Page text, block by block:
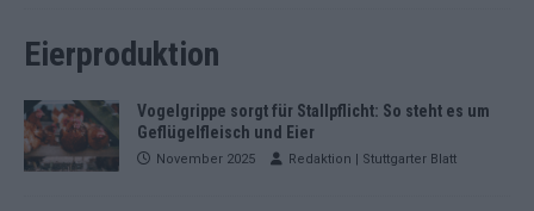
Eierproduktion
Vogelgrippe sorgt für Stallpflicht: So steht es um
Geflügelfleisch und Eier
November 2025 Redaktion | Stuttgarter Blatt